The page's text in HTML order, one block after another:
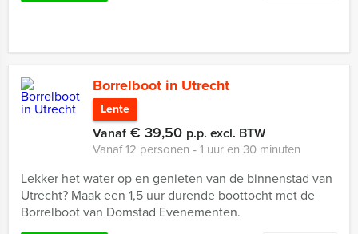
Borrelboot in Utrecht
Lente
Vanaf€ 39,50 p.p. excl. BTW
Vanaf 12 personen ‐ 1 uur en 30 minuten
Lekker het water op en genieten van de binnenstad van
Utrecht? Maak een 1,5 uur durende boottocht met de
Borrelboot van Domstad Evenementen.